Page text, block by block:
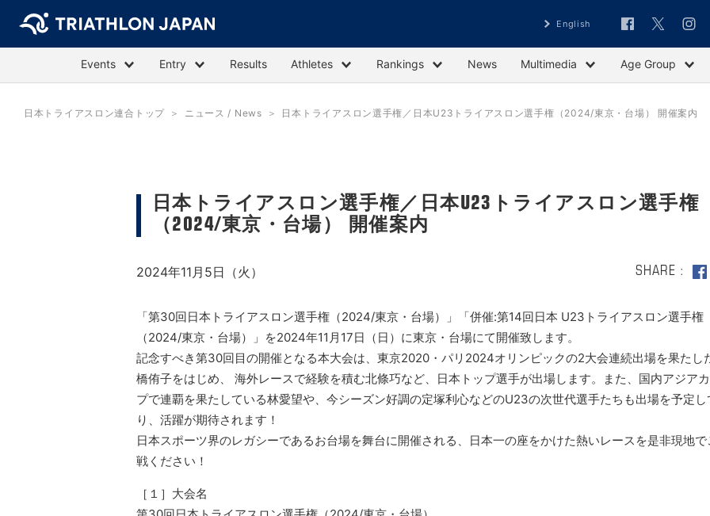
English
Events Entry Results Athletes Rankings News Multimedia Age Group
日本トライアスロン連合トップ ニュース / News 日本トライアスロン選手権／日本U23トライアスロン選手権（2024/東京・台場） 開催案内
日本トライアスロン選手権／日本U23トライアスロン選手権
（2024/東京・台場） 開催案内
2024年11月5日（火） SHARE
「第30回日本トライアスロン選手権（2024/東京・台場）」「併催:第14回日本 U23トライアスロン選手権
（2024/東京・台場）」を2024年11月17日（日）に東京・台場にて開催致します。
記念すべき第30回目の開催となる本大会は、東京2020・パリ2024オリンピックの2大会連続出場を果たし
橋侑子をはじめ、 海外レースで経験を積む北條巧など、日本トップ選手が出場します。また、国内アジア
プで連覇を果たしている林愛望や、今シーズン好調の定塚利心などのU23の次世代選手たちも出場を予定し
り、活躍が期待されます！
日本スポーツ界のレガシーであるお台場を舞台に開催される、日本一の座をかけた熱いレースを是非現地で
戦ください！
［１］大会名